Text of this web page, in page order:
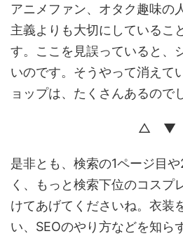
アニメファン、オタク趣味の
主義よりも大切にしているこ
す。ここを見誤っていると、
いのです。そうやって消えて
ョップは、たくさんあるので
△ ▼
是非とも、検索の1ページ目
く、もっと検索下位のコスプ
けてあげてくださいね。衣装
い、SEOのやり方などを知ら